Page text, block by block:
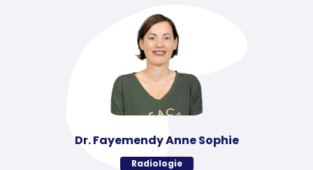
Dr. Fayemendy Anne Sophie
Radiologie